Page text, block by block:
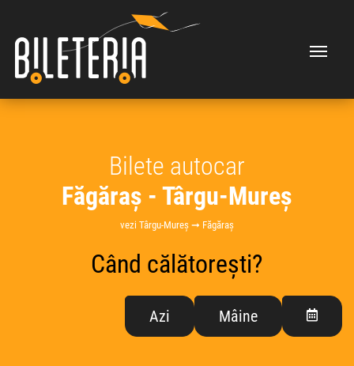
Bilete autocar
Făgăraș - Târgu-Mureș
vezi Târgu-Mureș ➞ Făgăraș
Când călătorești?
Azi Mâine